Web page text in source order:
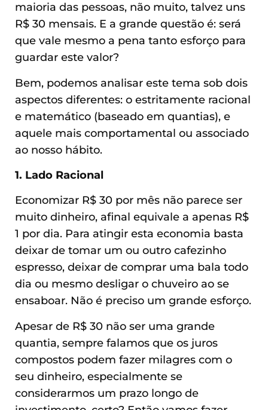
maioria das pessoas, não muito, talvez uns
R$ 30 mensais. E a grande questão é: será
que vale mesmo a pena tanto esforço para
guardar este valor?
Bem, podemos analisar este tema sob dois
aspectos diferentes: o estritamente racional
e matemático (baseado em quantias), e
aquele mais comportamental ou associado
ao nosso hábito.
1. Lado Racional
Economizar R$ 30 por mês não parece ser
muito dinheiro, afinal equivale a apenas R$
1 por dia. Para atingir esta economia basta
deixar de tomar um ou outro cafezinho
espresso, deixar de comprar uma bala todo
dia ou mesmo desligar o chuveiro ao se
ensaboar. Não é preciso um grande esforço.
Apesar de R$ 30 não ser uma grande
quantia, sempre falamos que os juros
compostos podem fazer milagres com o
seu dinheiro, especialmente se
considerarmos um prazo longo de